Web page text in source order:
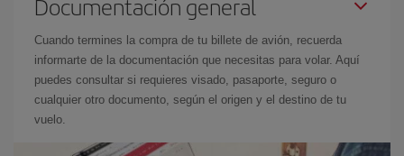
Documentación general
Cuando termines la compra de tu billete de avión, recuerda
informarte de la documentación que necesitas para volar. Aquí
puedes consultar si requieres visado, pasaporte, seguro o
cualquier otro documento, según el origen y el destino de tu
vuelo.